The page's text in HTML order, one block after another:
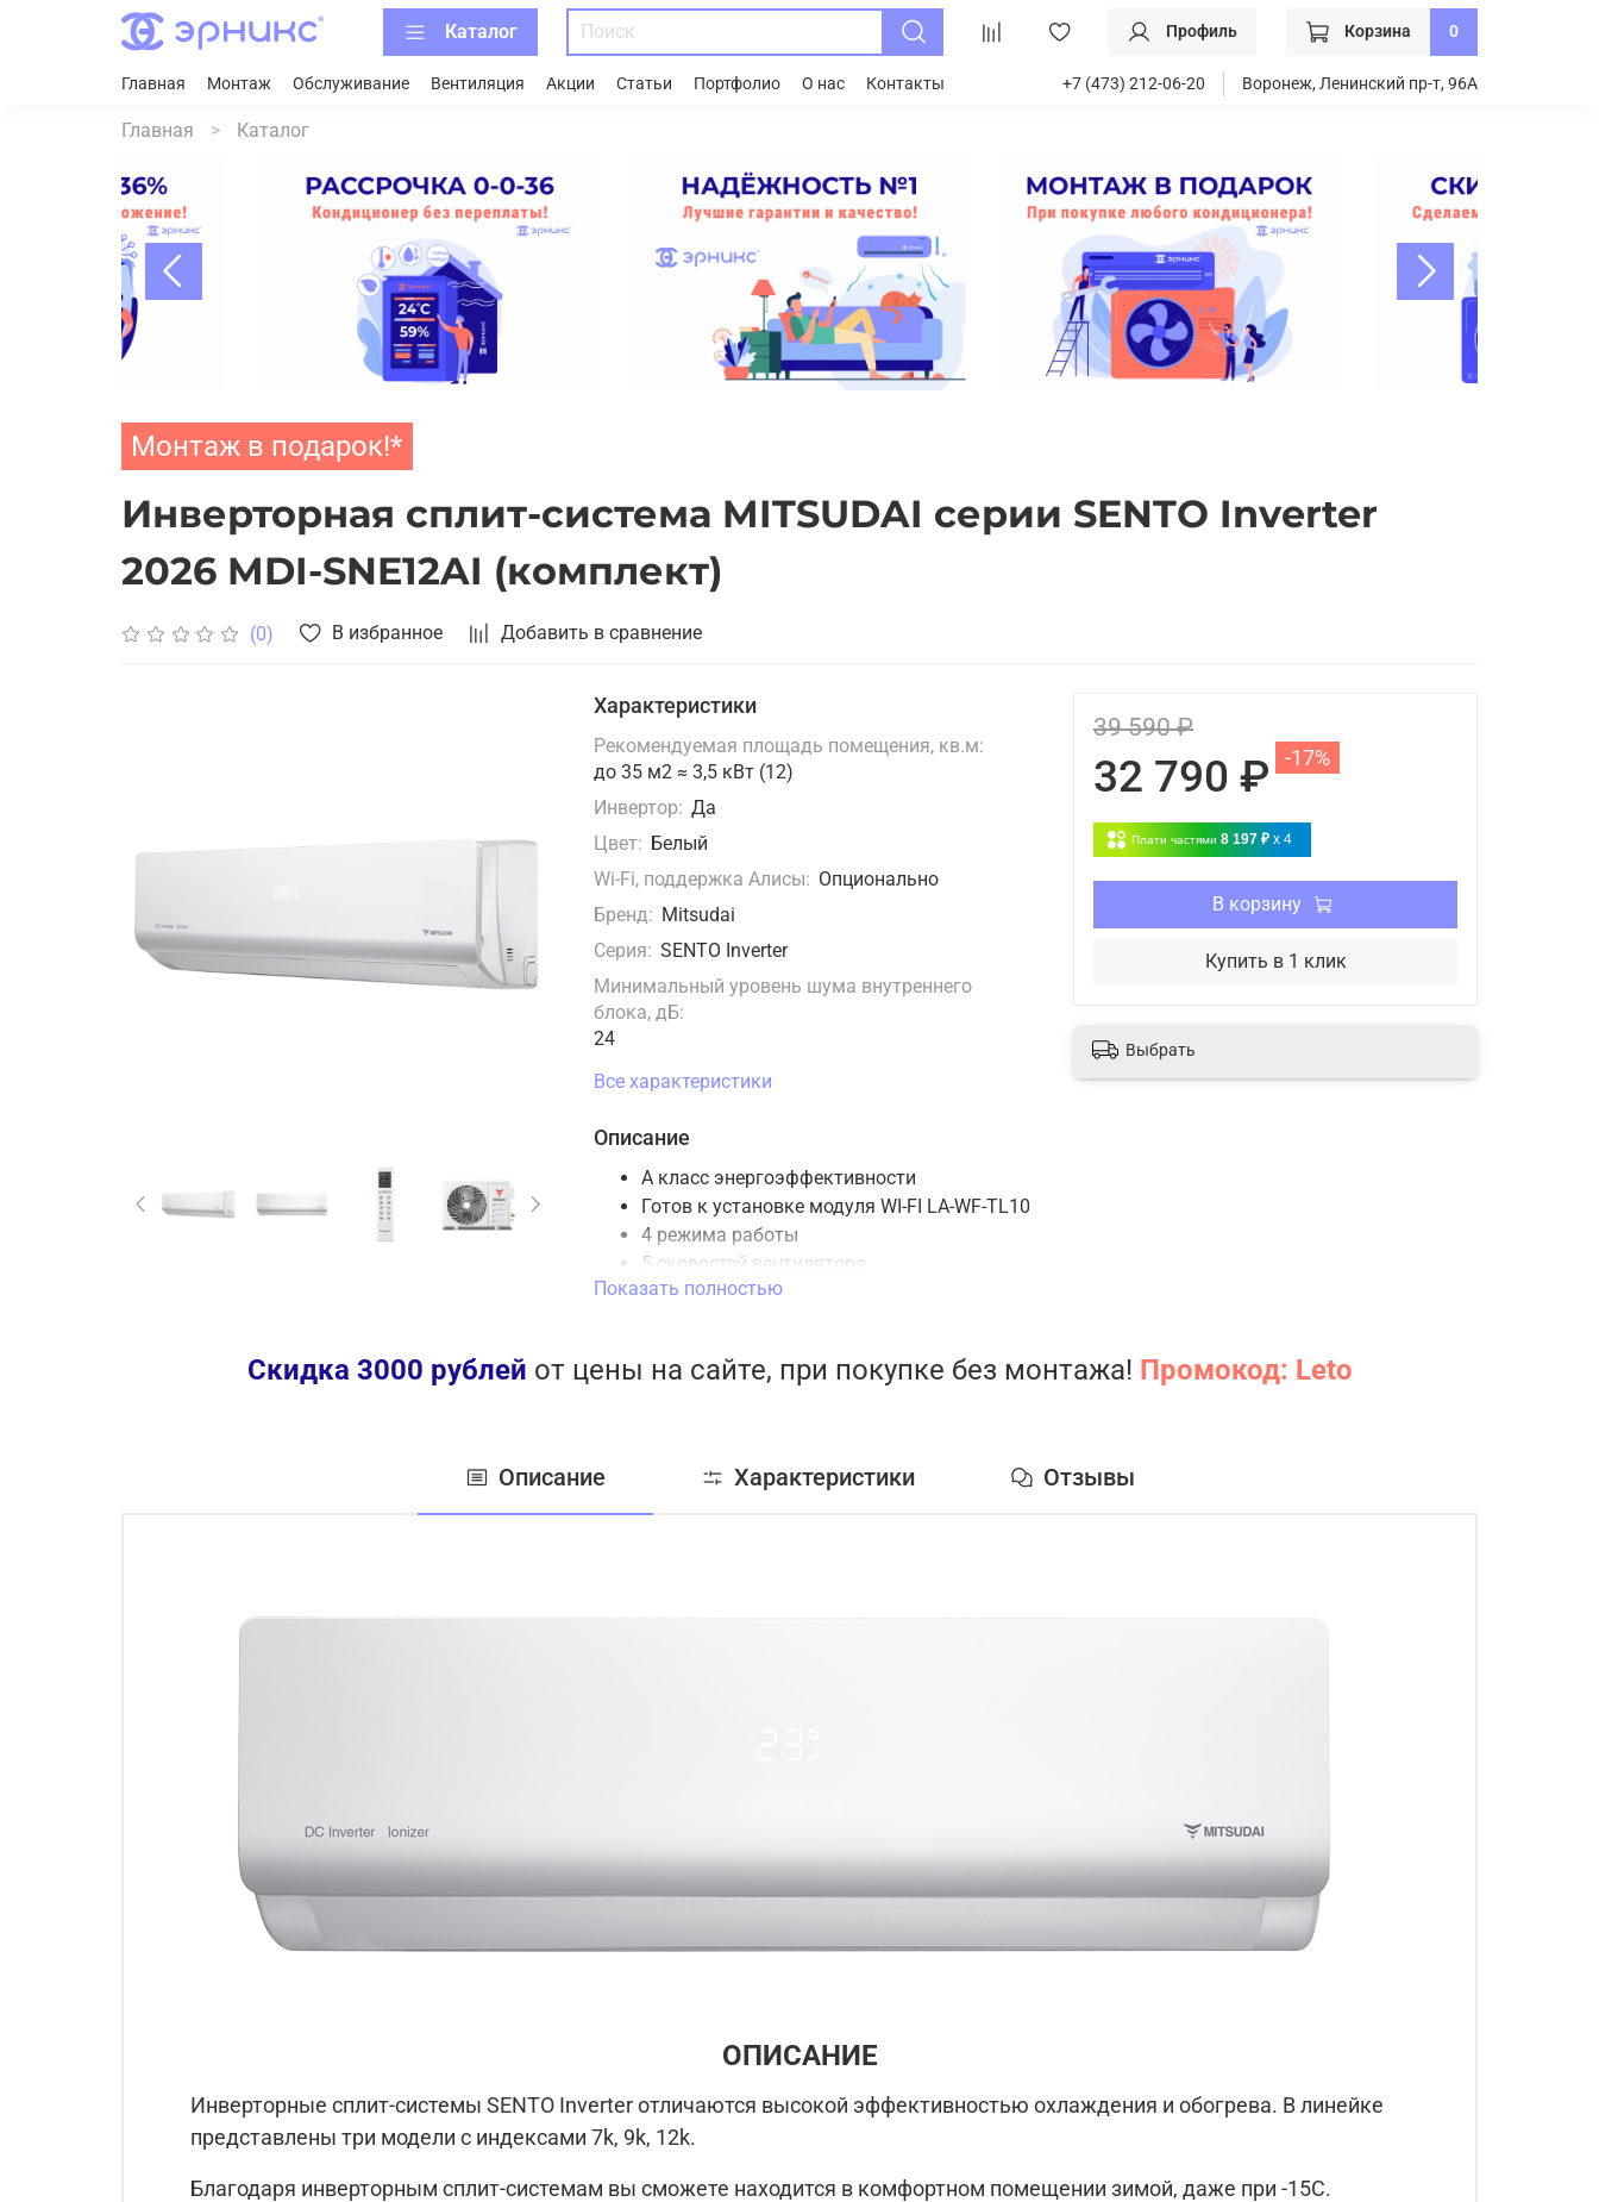
Каталог Профиль Корзина 0
Главная Монтаж Обслуживание Вентиляция Акции Статьи Портфолио О нас Контакты +7 (473) 212-06-20 Воронеж, Ленинский пр-т, 96А
Главная Каталог
Монтаж в подарок!*
Инверторная сплит-система MITSUDAI серии SENTO Inverter
2026 MDI-SNE12AI (комплект)
(0) В избранное Добавить в сравнение
Характеристики
Рекомендуемая площадь помещения, кв.м:
до 35 м2 ≈ 3,5 кВт (12)
Инвертор: Да
Цвет: Белый
Wi-Fi, поддержка Алисы: Опционально
Бренд: Mitsudai
Серия: SENTO Inverter
Минимальный уровень шума внутреннего
блока, дБ:
24
Все характеристики
Описание
А класс энергоэффективности
Готов к установке модуля WI-FI LA-WF-TL10
4 режима работы
5 скоростей вентилятора
Режим TURBO
Скрытый LED-дисплей
BLUE FIN антикоррозийное покрытие
теплообменника
Надежные компрессоры GMCC в моделях
Показать полностью
39 590 ₽
32 790 ₽ -17%
Плати частями 8 197 ₽ x 4
В корзину
Купить в 1 клик
Выбрать
Скидка 3000 рублей от цены на сайте, при покупке без монтажа! Промокод: Leto
Описание Характеристики Отзывы
ОПИСАНИЕ
Инверторные сплит-системы SENTO Inverter отличаются высокой эффективностью охлаждения и обогрева. В линейке
представлены три модели с индексами 7k, 9k, 12k.
Благодаря инверторным сплит-системам вы сможете находится в комфортном помещении зимой, даже при -15С.